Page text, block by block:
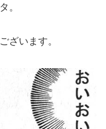
。
ざいます。